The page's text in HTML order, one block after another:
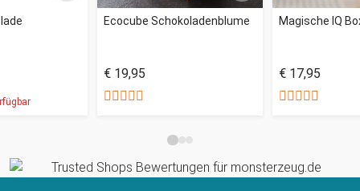
Ecocube Schokoladenblume
€ 19,95
Magische IQ
€ 17,95